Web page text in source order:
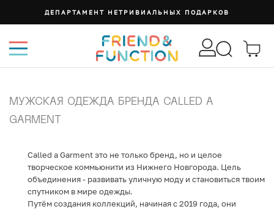
ДЕПАРТАМЕНТ НЕТРИВИАЛЬНЫХ ПОДАРКОВ
МУЖСКАЯ ОДЕЖДА БРЕНДА CALLED A
GARMENT
Called a Garment это не только бренд, но и целое
творческое коммьюнити из Нижнего Новгорода. Цель
объединения - развивать уличную моду и становиться твоим
спутником в мире одежды.
Путём создания коллекций, начиная с 2019 года, они